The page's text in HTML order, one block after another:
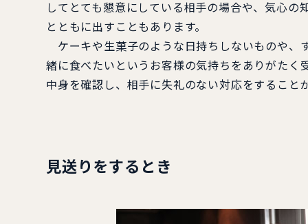
してとても懇意にしている相手の場合や、気心
とともに出すこともあります。
ケーキや生菓子のような日持ちしないものや、
緒に食べたいというお客様の気持ちをありがたく
中身を確認し、相手に失礼のない対応をすること
見送りをするとき